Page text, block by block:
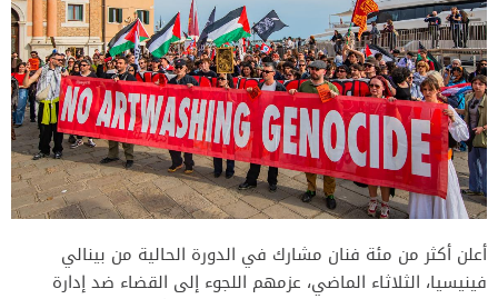
أعلن أكثر من مئة فنان مشارك في الدورة الحالية من بينالي
فينيسيا، الثلاثاء الماضي، عزمهم اللجوء إلى القضاء ضد إدارة